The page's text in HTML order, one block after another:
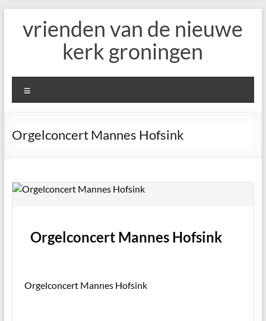
vrienden van de nieuwe
kerk groningen
Orgelconcert Mannes Hofsink
Orgelconcert Mannes Hofsink
Orgelconcert Mannes Hofsink